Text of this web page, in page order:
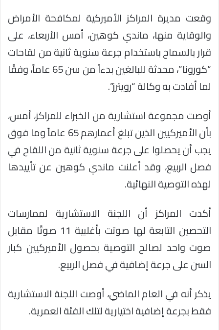
وقعت مديرة المراكز الأميركية لمكافحة الأمراض
والوقاية منها، ماندي كوهين، أمس الأربعاء، على
قرار بالسماح باستخدام جرعة سنوية ثانية من لقاحات
“كورونا”، محدثة للبالغين بدءاً من سن 65 عاماً، وفقًا
لما أفادت به وكالة “رويترز”.
أوصت مجموعة استشارية من الخبراء للمراكز، أمس،
بأن الأميركيين الذين تبلغ أعمارهم 65 عاماً وما فوق
يجب أن يحصلوا على جرعة سنوية ثانية من اللقاح في
فصل الربيع، وقد أعلنت ماندي كوهين عن تأييدها
لهذه التوصية النهائية.
أكدت المراكز أن اللجنة الاستشارية لممارسات
التحصين التابعة لها صوتت بأغلبية 11 صوتًا مقابل
صوت واحد لصالح التوصية بحصول الأميركيين كبار
السن على جرعة إضافية في فصل الربيع.
يذكر أنه في العام الماضي، أوصت اللجنة الاستشارية
فقط بجرعة إضافية اختيارية لتلك الفئة العمرية.